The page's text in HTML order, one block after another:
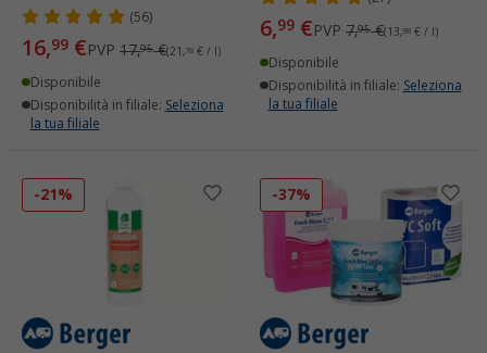
(56)
16,99 €PVP 17,95€(21,78 € / l)
Disponibile
Disponibilità in filiale: Seleziona
la tua filiale
6,99 €PVP 7,95€(13,98 € / l)
Disponibile
Disponibilità in filiale: Seleziona
la tua filiale
-21% -37%